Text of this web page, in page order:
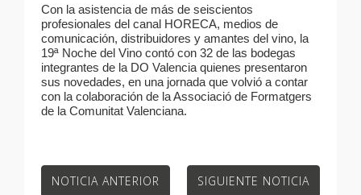
Con la asistencia de más de seiscientos
profesionales del canal HORECA, medios de
comunicación, distribuidores y amantes del vino, la
19ª Noche del Vino contó con 32 de las bodegas
integrantes de la DO Valencia quienes presentaron
sus novedades, en una jornada que volvió a contar
con la colaboración de la Associació de Formatgers
de la Comunitat Valenciana.
NOTICIA ANTERIOR SIGUIENTE NOTICIA